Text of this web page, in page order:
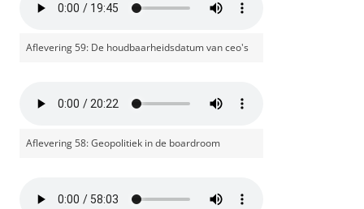
Aflevering 59: De houdbaarheidsdatum van ceo's
Aflevering 58: Geopolitiek in de boardroom